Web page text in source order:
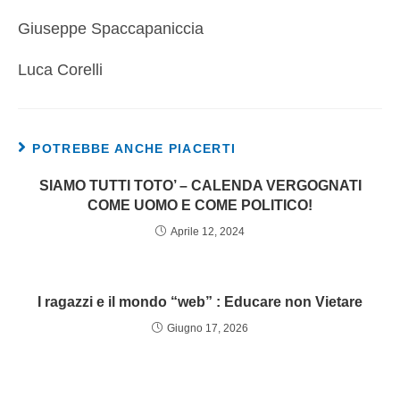
Giuseppe Spaccapaniccia
Luca Corelli
POTREBBE ANCHE PIACERTI
SIAMO TUTTI TOTO’ – CALENDA VERGOGNATI
COME UOMO E COME POLITICO!
Aprile 12, 2024
I ragazzi e il mondo “web” : Educare non Vietare
Giugno 17, 2026